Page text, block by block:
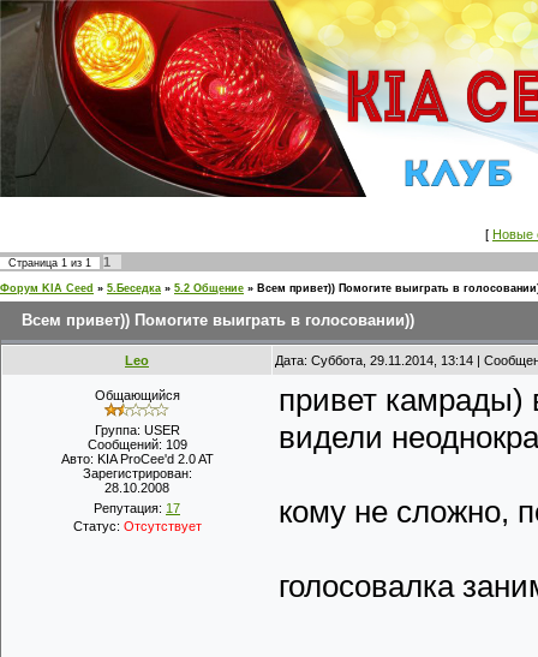
[ Новые
Страница 1 из 1 1
Форум KIA Ceed » 5.Беседка » 5.2 Общение » Всем привет)) Помогите выиграть в
Всем привет)) Помогите выиграть в голосовании))
Leo Дата: Суббота, 29.11.2014, 13:14 |
Общающийся
Группа: USER
Сообщений: 109
Авто: KIA ProCee'd 2.0 AT
Зарегистрирован:
28.10.2008
Репутация: 17
Статус: Отсутствует
привет камрады)
видели
кому не сложно,
голосовалка